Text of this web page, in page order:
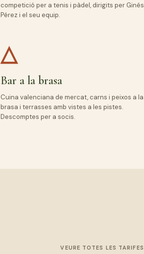
competició per a tenis i pàdel, dirigits per Ginés
Pérez i el seu equip.
△
Bar a la brasa
Cuina valenciana de mercat, carns i peixos a la
brasa i terrasses amb vistes a les pistes.
Descomptes per a socis.
VEURE TOTES LES TARIFES